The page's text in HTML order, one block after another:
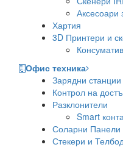
Аксесоари
Хартия
3D Принтери и
Офис техника
Зарядни
Контрол на
Разклонители
Smart
Соларни Панели
Стекери и